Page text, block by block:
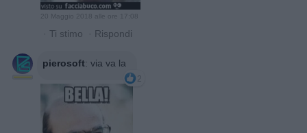
20 Maggio 2018 alle ore 17:08
· Ti stimo · Rispondi
pierosoft: via va la
2